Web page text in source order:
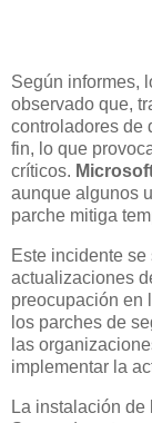
Según informes,
observado que,
controladores de
fin, lo que
críticos.
aunque algunos
parche mitiga
Este incidente
actualizaciones
preocupación en
los parches de
las
implementar la
La instalación